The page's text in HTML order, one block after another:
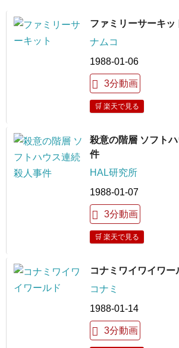
ファミリーサーキッ
ナムコ
1988-01-06
3分動画
🛒 楽天で見る
殺意の階層 ソフト
件
HAL研究所
1988-01-07
3分動画
🛒 楽天で見る
コナミワイワイワー
コナミ
1988-01-14
3分動画